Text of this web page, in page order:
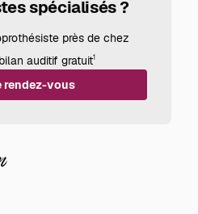
spécialisés ?
près de chez
auditif gratuit1
rendez-vous
Audition